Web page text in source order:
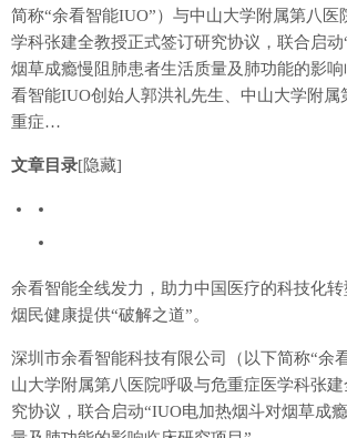
简称“余看智能IUO”）与中山大学附属第八医
学科张建全教授正式签订研究协议，联合启
烟草成瘾慢阻肺患者生活质量及肺功能的影
看智能IUO创始人郭洪礼先生、中山大学附属
重症…
文章目录[隐藏]
余看智能全线发力，助力中国医疗的科技化
烟民健康提供“破解之道”。
深圳市余看智能科技有限公司（以下简称“余
山大学附属第八医院呼吸与危重症医学科张
究协议，联合启动“IUO电加热烟斗对烟草成